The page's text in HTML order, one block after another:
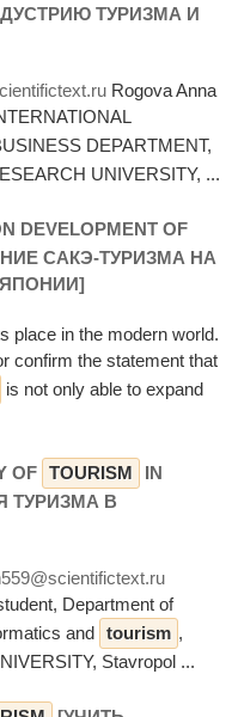
ТУРИЗМА И
Rogova Anna
DEPARTMENT,
UNIVERSITY, ...
DEVELOPMENT OF
САКЭ-ТУРИЗМА НА
ЯПОНИИ]
place in the modern world.
confirm the statement that
is not only able to expand
OF TOURISM
IN
ТУРИЗМА В
Department of
and tourism ,
Stavropol ...